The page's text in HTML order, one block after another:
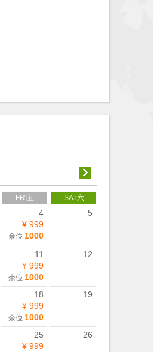
FRI五 SAT六
4
¥ 999
余位 1000
5
11
¥ 999
余位 1000
12
18
¥ 999
余位 1000
19
25
¥ 999
26